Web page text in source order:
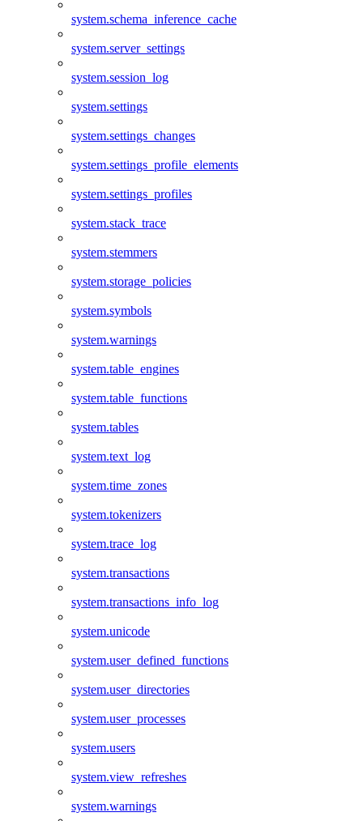
system.schema_inference_cache
system.server_settings
system.session_log
system.settings
system.settings_changes
system.settings_profile_elements
system.settings_profiles
system.stack_trace
system.stemmers
system.storage_policies
system.symbols
system.warnings
system.table_engines
system.table_functions
system.tables
system.text_log
system.time_zones
system.tokenizers
system.trace_log
system.transactions
system.transactions_info_log
system.unicode
system.user_defined_functions
system.user_directories
system.user_processes
system.users
system.view_refreshes
system.warnings